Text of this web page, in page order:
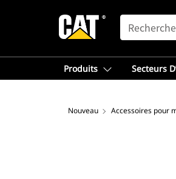
SEARCH
Produits Secteurs
Nouveau Accessoires pour